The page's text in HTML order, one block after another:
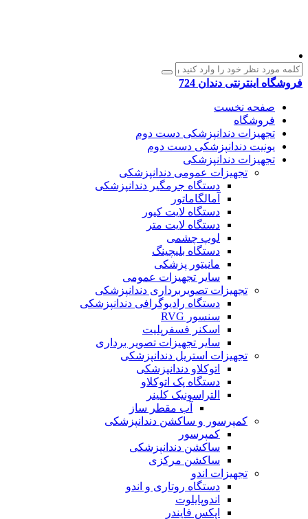
فروشگاه اینترنتی دندان 724
صفحه نخست
فروشگاه
تجهیزات دندانپزشکی دست دوم
یونیت دندانپزشکی دست دوم
تجهیزات دندانپزشکی
تجهیزات عمومی دندانپزشکی
دستگاه جرمگیر دندانپزشکی
آمالگاماتور
دستگاه لایت کیور
دستگاه لایت متر
لوپ چشمی
دستگاه بلیچینگ
مانیتور پزشکی
سایر تجهیزات عمومی
تجهیزات تصویربرداری دندانپزشکی
دستگاه رادیوگرافی دندانپزشکی
سنسور RVG
اسکنر فسفرپلیت
سایر تجهیزات تصویر برداری
تجهیزات استریل دندانپزشکی
اتوکلاو دندانپزشکی
دستگاه پک اتوکلاو
التراسونیک کلینر
آب مقطر ساز
کمپرسور و ساکشن دندانپزشکی
کمپرسور
ساکشن دندانپزشکی
ساکشن مرکزی
تجهیزات اندو
دستگاه روتاری و اندو
اندوپایلوت
اپکس فایندر